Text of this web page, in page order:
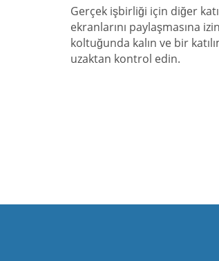
Gerçek işbirliği için diğer
ekranlarını paylaşmasına
koltuğunda kalın ve bir
uzaktan kontrol edin.